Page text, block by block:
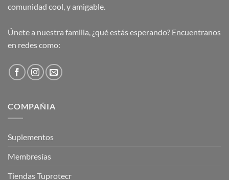
comunidad cool, y amigable.
Únete a nuestra familia, ¿qué estás esperando? Encuentranos
en redes como:
COMPAÑIA
Suplementos
Membresías
Tiendas Tuprotecr